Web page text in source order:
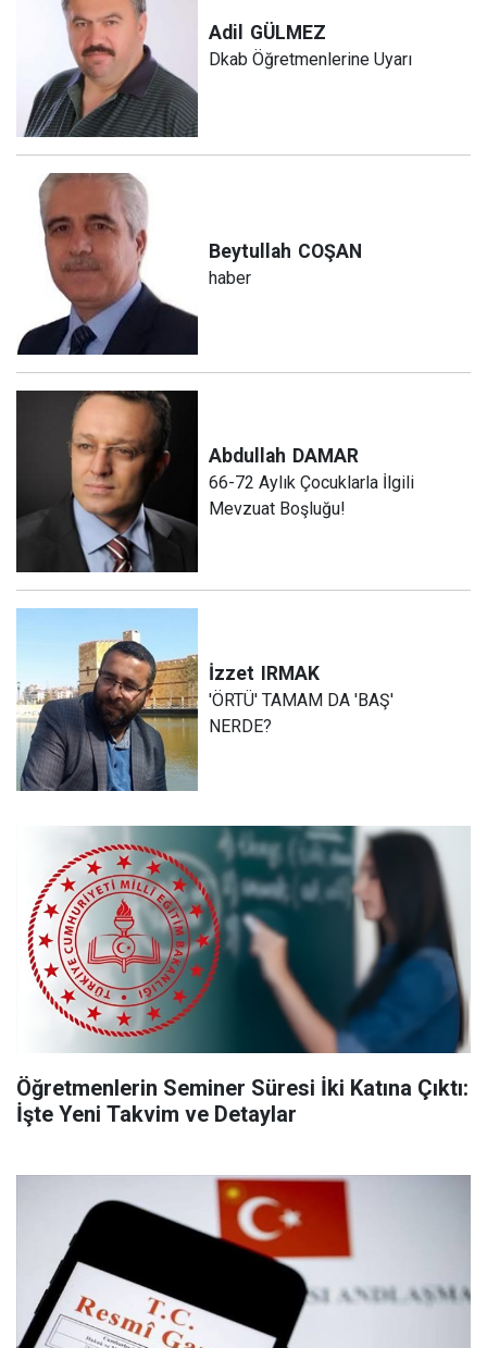
Adil GÜLMEZ
Dkab Öğretmenlerine Uyarı
Beytullah COŞAN
haber
Abdullah DAMAR
66-72 Aylık Çocuklarla İlgili
Mevzuat Boşluğu!
İzzet IRMAK
'ÖRTÜ' TAMAM DA 'BAŞ'
NERDE?
Öğretmenlerin Seminer Süresi İki Katına Çıktı:
İşte Yeni Takvim ve Detaylar